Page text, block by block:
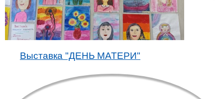
Выставка "ДЕНЬ МАТЕРИ"